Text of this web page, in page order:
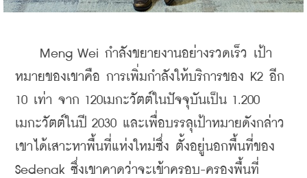
Meng Wei กำลังขยายงานอย่างรวดเร็ว เป้า
หมายของเขาคือ การเพิ่มกำลังให้บริการของ K2 อีก
10 เท่า จาก 120เมกะวัตต์ในปัจจุบันเป็น 1.200
เมกะวัตต์ในปี 2030 และเพื่อบรรลุเป้าหมายดังกล่าว
เขาได้เสาะหาพื้นที่แห่งใหม่ซึ่ง ตั้งอยู่นอกพื้นที่ของ
Sedenak ซึ่งเขาคาดว่าจะเข้าครอบ-ครองพื้นที่